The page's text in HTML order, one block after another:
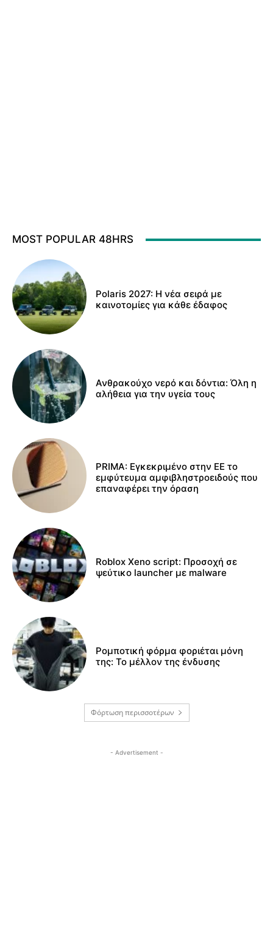
MOST POPULAR 48HRS
Polaris 2027: Η νέα σειρά με
καινοτομίες για κάθε έδαφος
Ανθρακούχο νερό και δόντια: Όλη η
αλήθεια για την υγεία τους
PRIMA: Εγκεκριμένο στην ΕΕ το
εμφύτευμα αμφιβληστροειδούς που
επαναφέρει την όραση
Roblox Xeno script: Προσοχή σε
ψεύτικο launcher με malware
Ρομποτική φόρμα φοριέται μόνη
της: Το μέλλον της ένδυσης
Φόρτωση περισσοτέρων
- Advertisement -